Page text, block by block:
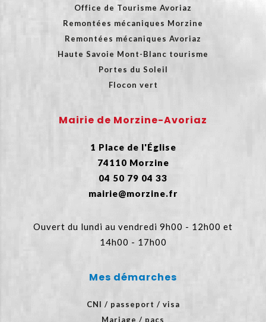
Office de Tourisme Avoriaz
Remontées mécaniques Morzine
Remontées mécaniques Avoriaz
Haute Savoie Mont-Blanc tourisme
Portes du Soleil
Flocon vert
Mairie de Morzine-Avoriaz
1 Place de l'Église
74110 Morzine
04 50 79 04 33
mairie@morzine.fr
Ouvert du lundi au vendredi 9h00 - 12h00 et
14h00 - 17h00
Mes démarches
CNI / passeport / visa
Mariage / pacs